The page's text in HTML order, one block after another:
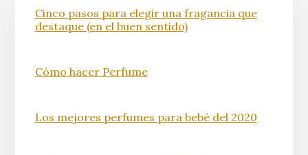
Cinco pasos para elegir una fragancia que
destaque (en el buen sentido)
Cómo hacer Perfume
Los mejores perfumes para bebé del 2020